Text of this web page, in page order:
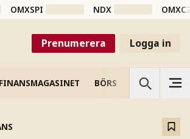
OMXSPI NDX
Prenumerera Logga in
FINANSMAGASINET BÖRS VETENSKAP